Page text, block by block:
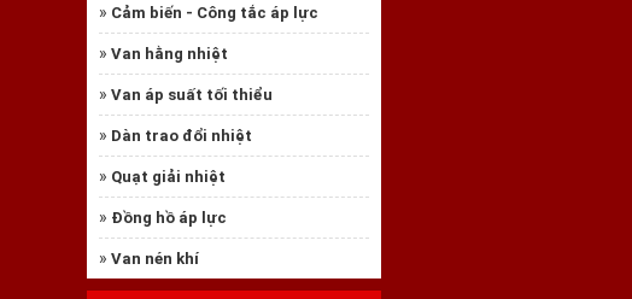
» Cảm biến - Công tắc áp lực
» Van hằng nhiệt
» Van áp suất tối thiểu
» Dàn trao đổi nhiệt
» Quạt giải nhiệt
» Đồng hồ áp lực
» Van nén khí